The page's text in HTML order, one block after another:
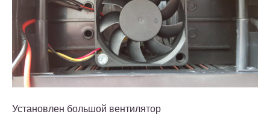
Установлен большой вентилятор